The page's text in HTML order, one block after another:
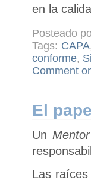
en la
Posteado
Tags: CAPA
conforme,
Comment
El
UnMentor
Las